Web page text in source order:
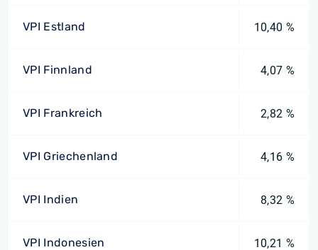
VPI Estland 10,40 %
VPI Finnland 4,07 %
VPI Frankreich 2,82 %
VPI Griechenland 4,16 %
VPI Indien 8,32 %
VPI Indonesien 10,21 %